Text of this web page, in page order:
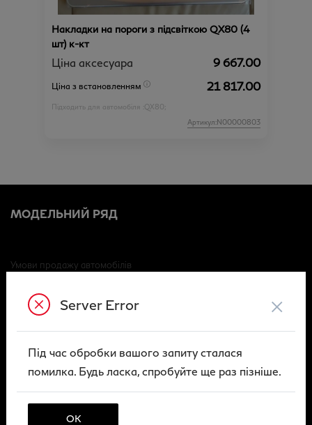
Накладки на пороги з підсвіткою QX80 (4
шт) к-кт
Ціна аксесуара 9 667.00
Ціна з встановленням 21 817.00
Підходить для автомобіля : QX80;
Артикул:N00000803
МОДЕЛЬНИЙ РЯД
Умови продажу автомобілів
Договір викупу вживаного автомобіля (ЮО)
Умови технічного обслуговування
Архів
Правила повернення і відшкодування
Server Error ×
Під час обробки вашого запиту сталася
помилка. Будь ласка, спробуйте ще раз пізніше.
ОК